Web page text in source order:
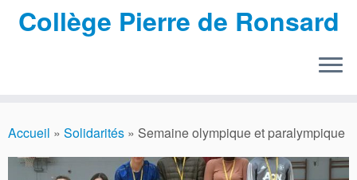
au
Collège Pierre de Ronsard
Accueil » Solidarités » Semaine olympique et paralympique